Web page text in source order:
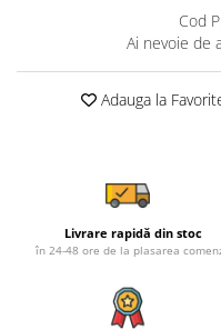
Cod
Ai nevoie de
Adauga la
Livrare rapidă din stoc
în 24-48 ore de la plasarea